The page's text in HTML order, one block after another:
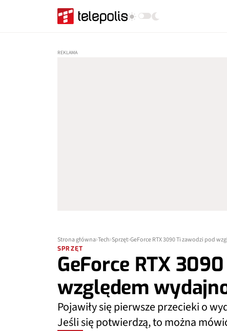
Strona główna Tech Sprzęt GeForce RTX 3090 Ti zawodzi pod
SPRZĘT
GeForce RTX
względem
Pojawiły się pierwsze przecieki o
Jeśli się potwierdzą, to można